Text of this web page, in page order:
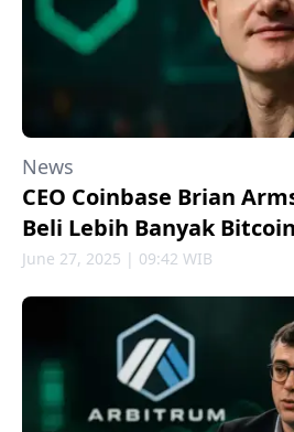
News
CEO Coinbase Brian
Beli Lebih Banyak
June 27, 2025 | 09:42 WIB